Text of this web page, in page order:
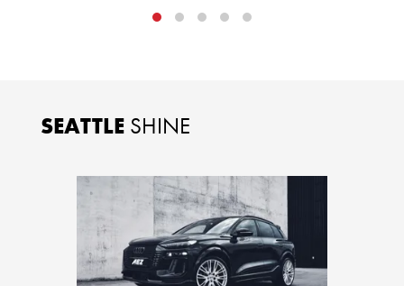
SEATTLE SHINE